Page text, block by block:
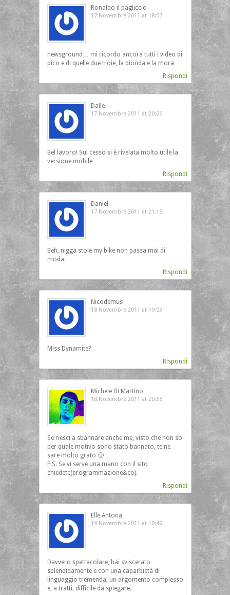
Ronaldo il pagliccio
17 Novembre 2011 at 18:07
newsground… mi ricordo ancora tutti i video di
pico e di quelle due troie, la bionda e la mora
Rispondi
Dalle
17 Novembre 2011 at 20:06
Bel lavoro! Sul cesso si è rivelata molto utile la
versione mobile
Rispondi
Daniel
17 Novembre 2011 at 21:15
Beh, nigga stole my bike non passa mai di
moda.
Rispondi
Nicodemus
18 Novembre 2011 at 19:03
Miss Dynamite?
Rispondi
Michele Di Martino
18 Novembre 2011 at 20:55
Se riesci a sbannare anche me, visto che non so
per quale motivo sono stato bannato, te ne
sare molto grato 🙂
P.S. Se vi serve una mano con il sito
chiedete(programmazione&co).
Rispondi
Elle Antona
19 Novembre 2011 at 10:49
Davvero spettacolare, hai sviscerato
splendidamente e con una caparbietà di
linguaggio tremenda, un argomento complesso
e, a tratti, difficile da spiegare.